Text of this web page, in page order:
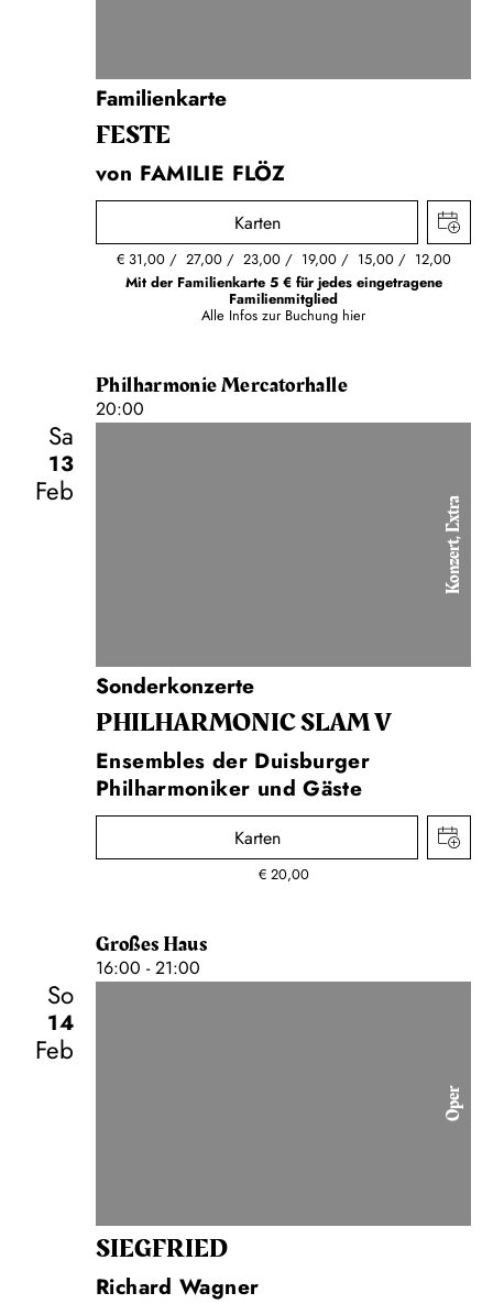
Familienkarte
FESTE
von FAMILIE FLÖZ
Karten
€ 31,00 27,00 23,00 19,00 15,00
12,00
Mit der Familienkarte 5 € für jedes eingetragene
Familienmitglied
Alle Infos zur Buchung hier
Philharmonie Mercatorhalle
20:00
Sa
13
Feb
Konzert, Extra
Sonderkonzerte
PHIL­HARMONIC SLAM V
Ensembles der Duisburger
Philharmoniker und Gäste
Karten
€ 20,00
Großes Haus
16:00 - 21:00
So
14
Feb
Oper
SIEG­FRIED
Richard Wagner